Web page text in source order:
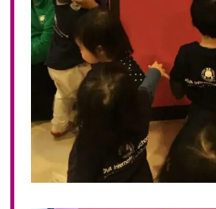
2022
2022年 12月(20)
2022年 11月(20)
2022年 10月(20)
2022年 09月(20)
2022年 08月(22)
2022年 07月(20)
2022年 06月(22)